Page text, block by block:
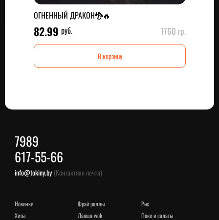
ОГНЕННЫЙ ДРАКОН🐉🔥
82.99 руб. 1760 гр.
В корзину
7989
617-55-66
info@tokiny.by (Контактная почта)
новинки
хиты
фрай роллы
лапша wok
рис
поке и салаты